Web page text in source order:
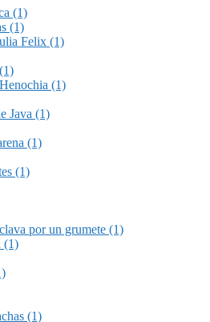
(1)
(1)
Felix (1)
(1)
Java (1)
(1)
(1)
por un grumete (1)
(1)
(1)